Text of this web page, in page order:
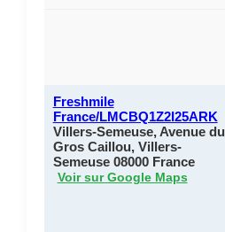
Freshmile
France/LMCBQ1Z2I25ARK
Villers-Semeuse, Avenue du
Gros Caillou, Villers-
Semeuse 08000 France
Voir sur Google Maps